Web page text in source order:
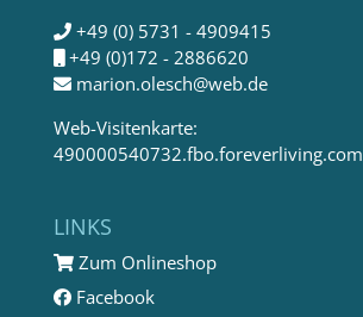
+49 (0) 5731 - 4909415
+49 (0)172 - 2886620
marion.olesch@web.de
Web-Visitenkarte:
490000540732.fbo.foreverliving.com
LINKS
Zum Onlineshop
Facebook